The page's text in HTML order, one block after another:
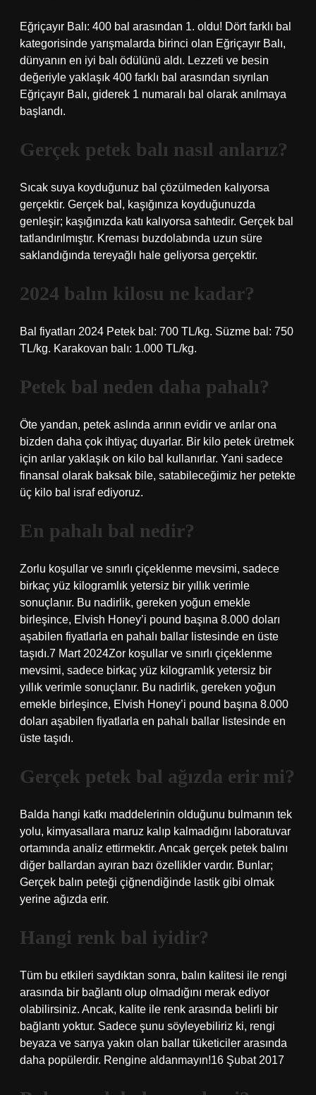
Eğriçayır Balı: 400 bal arasından 1. oldu! Dört farklı bal
kategorisinde yarışmalarda birinci olan Eğriçayır Balı,
dünyanın en iyi balı ödülünü aldı. Lezzeti ve besin
değeriyle yaklaşık 400 farklı bal arasından sıyrılan
Eğriçayır Balı, giderek 1 numaralı bal olarak anılmaya
başlandı.
Gerçek petek balı nasıl anlarız?
Sıcak suya koyduğunuz bal çözülmeden kalıyorsa
gerçektir. Gerçek bal, kaşığınıza koyduğunuzda
genleşir; kaşığınızda katı kalıyorsa sahtedir. Gerçek bal
tatlandırılmıştır. Kreması buzdolabında uzun süre
saklandığında tereyağlı hale geliyorsa gerçektir.
2024 balın kilosu ne kadar?
Bal fiyatları 2024 Petek bal: 700 TL/kg. Süzme bal: 750
TL/kg. Karakovan balı: 1.000 TL/kg.
Petek bal neden daha pahalı?
Öte yandan, petek aslında arının evidir ve arılar ona
bizden daha çok ihtiyaç duyarlar. Bir kilo petek üretmek
için arılar yaklaşık on kilo bal kullanırlar. Yani sadece
finansal olarak baksak bile, satabileceğimiz her petekte
üç kilo bal israf ediyoruz.
En pahalı bal nedir?
Zorlu koşullar ve sınırlı çiçeklenme mevsimi, sadece
birkaç yüz kilogramlık yetersiz bir yıllık verimle
sonuçlanır. Bu nadirlik, gereken yoğun emekle
birleşince, Elvish Honey’i pound başına 8.000 doları
aşabilen fiyatlarla en pahalı ballar listesinde en üste
taşıdı.7 Mart 2024Zor koşullar ve sınırlı çiçeklenme
mevsimi, sadece birkaç yüz kilogramlık yetersiz bir
yıllık verimle sonuçlanır. Bu nadirlik, gereken yoğun
emekle birleşince, Elvish Honey’i pound başına 8.000
doları aşabilen fiyatlarla en pahalı ballar listesinde en
üste taşıdı.
Gerçek petek bal ağızda erir mi?
Balda hangi katkı maddelerinin olduğunu bulmanın tek
yolu, kimyasallara maruz kalıp kalmadığını laboratuvar
ortamında analiz ettirmektir. Ancak gerçek petek balını
diğer ballardan ayıran bazı özellikler vardır. Bunlar;
Gerçek balın peteği çiğnendiğinde lastik gibi olmak
yerine ağızda erir.
Hangi renk bal iyidir?
Tüm bu etkileri saydıktan sonra, balın kalitesi ile rengi
arasında bir bağlantı olup olmadığını merak ediyor
olabilirsiniz. Ancak, kalite ile renk arasında belirli bir
bağlantı yoktur. Sadece şunu söyleyebiliriz ki, rengi
beyaza ve sarıya yakın olan ballar tüketiciler arasında
daha popülerdir. Rengine aldanmayın!16 Şubat 2017